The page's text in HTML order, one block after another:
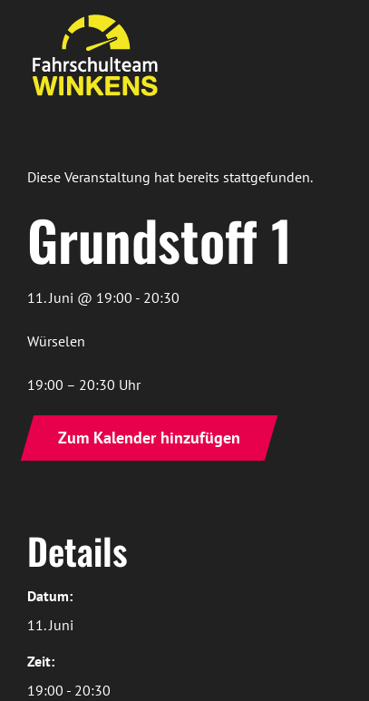
springen
Diese Veranstaltung hat bereits stattgefunden.
Grundstoff 1
11. Juni @ 19:00 - 20:30
Würselen
19:00 – 20:30 Uhr
Zum Kalender hinzufügen
Details
Datum:
11. Juni
Zeit:
19:00 - 20:30